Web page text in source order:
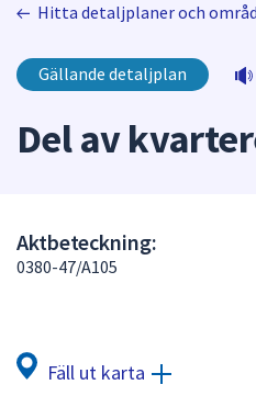
Hitta detaljplaner och
Gällande detaljplan
Del av
Aktbeteckning:
0380-47/A105
Fäll ut karta